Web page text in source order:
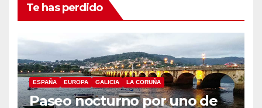
Te has perdido
ESPAÑA EUROPA GALICIA LA CORUÑA
Paseo nocturno por uno de